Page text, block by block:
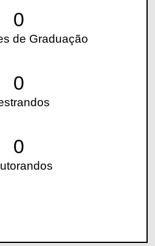
0
de Graduação
0
0